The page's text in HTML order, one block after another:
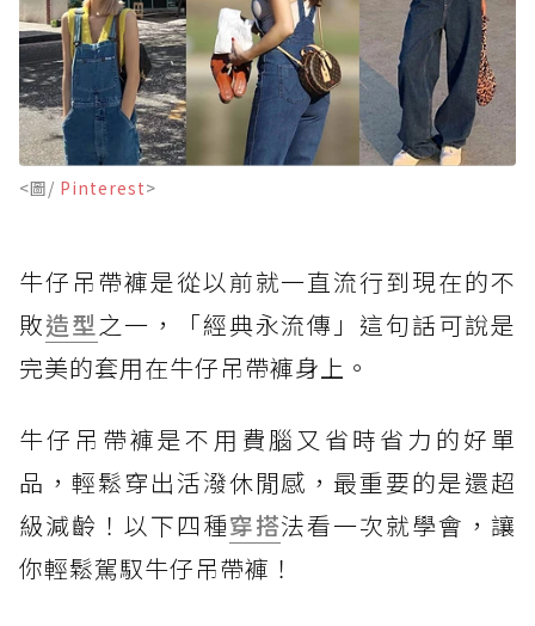
<圖/ Pinterest>
牛仔吊帶褲是從以前就一直流行到現在的不
敗造型之一，「經典永流傳」這句話可說是
完美的套用在牛仔吊帶褲身上。
牛仔吊帶褲是不用費腦又省時省力的好單
品，輕鬆穿出活潑休閒感，最重要的是還超
級減齡！以下四種穿搭法看一次就學會，讓
你輕鬆駕馭牛仔吊帶褲！